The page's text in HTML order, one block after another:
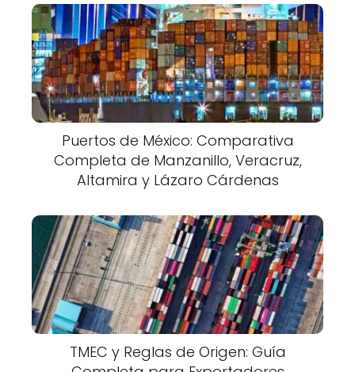
Puertos de México: Comparativa
Completa de Manzanillo, Veracruz,
Altamira y Lázaro Cárdenas
TMEC y Reglas de Origen: Guía